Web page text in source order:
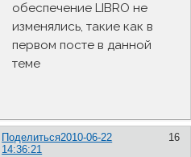
обеспечение LIBRO не
изменялись, такие как в
первом посте в данной
теме
Поделиться 16
2010-06-22
14:36:21